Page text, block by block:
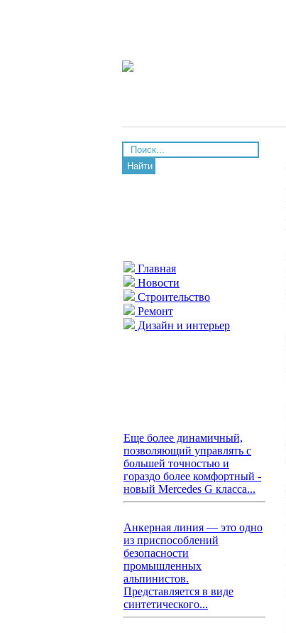
Найти
Главная
Новости
Строительство
Ремонт
Дизайн и интерьер
Еще более динамичный,
позволяющий управлять с
большей точностью и
гораздо более комфортный -
новый Mercedes G класса...
Анкерная линия — это одно
из приспособлений
безопасности
промышленных
альпинистов.
Представляется в виде
синтетического...